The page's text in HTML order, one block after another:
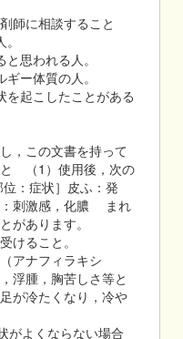
師に相談すること
思われる人。
ー体質の人。
起こしたことがある
，この文書を持って
（1）使用後，次の
：症状］皮ふ：発
：刺激感，化膿 まれ
があります。
けること。
アナフィラキシ
浮腫，胸苦しさ等と
が冷たくなり，冷や
がよくならない場合